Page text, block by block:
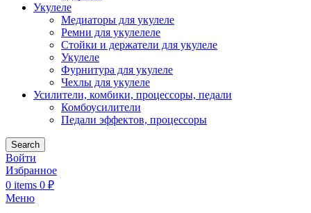
Укулеле
Медиаторы для укулеле
Ремни для укулелеле
Стойки и держатели для укулеле
Укулеле
Фурнитура для укулеле
Чехлы для укулеле
Усилители, комбики, процессоры, педали
Комбоусилители
Педали эффектов, процессоры
Search
Войти
Избранное
0 items 0 ₽
Меню